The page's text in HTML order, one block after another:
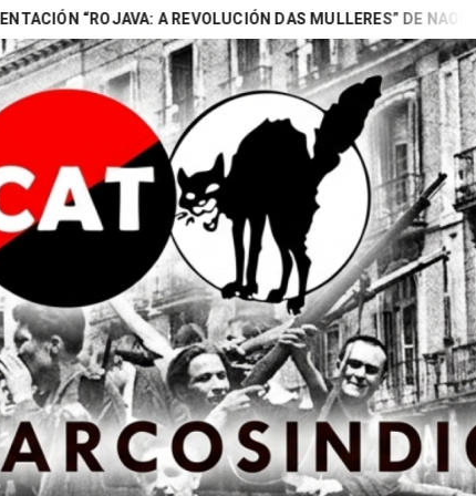
A REVOLUCIÓN DAS MULLERES” DE NAOMI (BARAN
Search